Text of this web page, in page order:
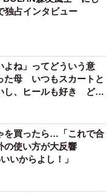
独占インタビュー
よね」ってどういう意
母 いつもスカートと
し、ヒールも好き どの
を買ったら…「これで合
の使い方が大反響
いからよし！」